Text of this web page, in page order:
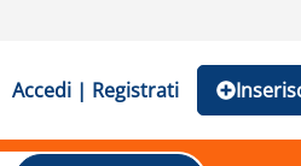
Accedi | Registrati